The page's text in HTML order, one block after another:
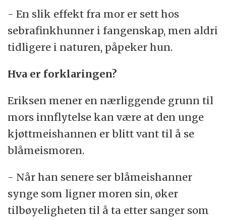
- En slik effekt fra mor er sett hos
sebrafinkhunner i fangenskap, men aldri
tidligere i naturen, påpeker hun.
Hva er forklaringen?
Eriksen mener en nærliggende grunn til
mors innflytelse kan være at den unge
kjøttmeishannen er blitt vant til å se
blåmeismoren.
- Når han senere ser blåmeishanner
synge som ligner moren sin, øker
tilbøyeligheten til å ta etter sanger som